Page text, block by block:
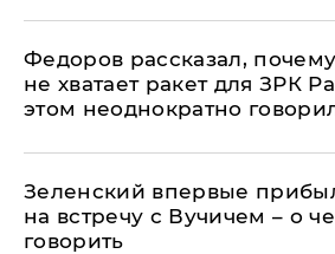
Федоров рассказал,
не хватает ракет для ЗРК
этом неоднократно
Зеленский впервые
на встречу с Вучичем – о
говорить